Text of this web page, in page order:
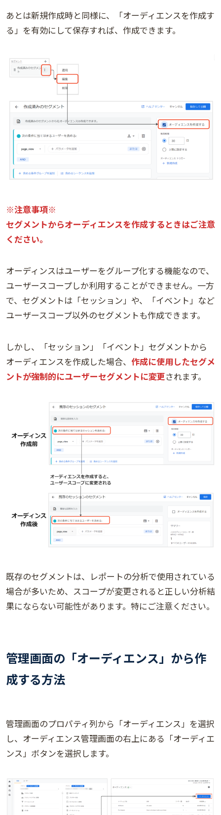
あとは新規作成時と同様に、「オーディエンスを作成す
る」を有効にして保存すれば、作成できます。
※注意事項※
セグメントからオーディエンスを作成するときはご注意
ください。
オーディンスはユーザーをグループ化する機能なので、
ユーザースコープしか利用することができません。一方
で、セグメントは「セッション」や、「イベント」など
ユーザースコープ以外のセグメントも作成できます。
しかし、「セッション」「イベント」セグメントから
オーディエンスを作成した場合、 作成に使用したセグメ
ントが強制的にユーザーセグメントに変更されます。
既存のセグメントは、レポートの分析で使用されている
場合が多いため、スコープが変更されると正しい分析結
果にならない可能性があります。特にご注意ください。
管理画面の「オーディエンス」から作
成する方法
管理画面のプロパティ列から「オーディエンス」を選択
し、オーディエンス管理画面の右上にある「オーディエ
ンス」ボタンを選択します。